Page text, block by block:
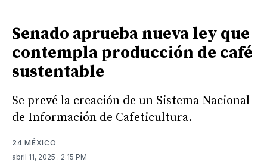
Senado aprueba nueva ley que
contempla producción de café
sustentable
Se prevé la creación de un Sistema Nacional
de Información de Cafeticultura.
24 MÉXICO
abril 11, 2025 . 2:15 PM